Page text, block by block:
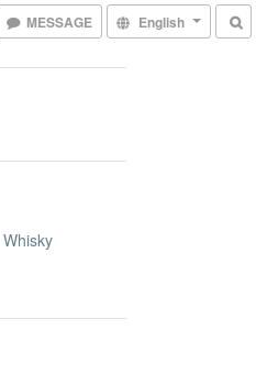
MESSAGE English
Whisky